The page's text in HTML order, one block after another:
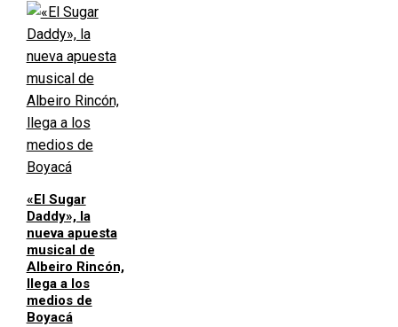
«El Sugar
Daddy», la
nueva apuesta
musical de
Albeiro Rincón,
llega a los
medios de
Boyacá